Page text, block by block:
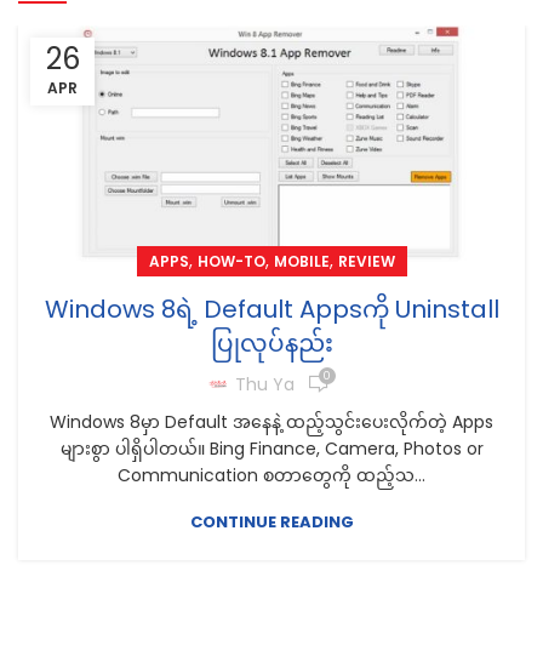
26
APR
APPS, HOW-TO, MOBILE, REVIEW
Windows 8ရဲ့ Default Appsကို Uninstall
ပြုလုပ်နည်း
Thu Ya 0
Windows 8မှာ Default အနေနဲ့ ထည့်သွင်းပေးလိုက်တဲ့ Apps
များစွာ ပါရှိပါတယ်။ Bing Finance, Camera, Photos or
Communication စတာတွေကို ထည့်သ...
CONTINUE READING